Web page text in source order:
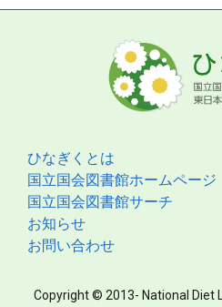
ひなぎくとは
国立国会図書館ホームページ
国立国会図書館サーチ
お知らせ
お問い合わせ
Copyright © 2013- National Diet